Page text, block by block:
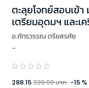
ตะลุยโจทย์สอบเข้า
เตรียมอุดมฯ และเ
สาธิตฯ
(วิทยาศาสตร์+คณิ
อ.ภัทรวรรณ ตรียสรศัย
,
-
288.15339.00บาท -15 %